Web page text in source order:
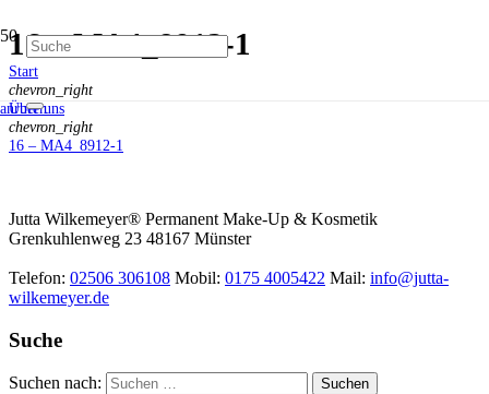
anrufen
16 – MA4_8912-1
Start
chevron_right
Über uns
chevron_right
16 – MA4_8912-1
Jutta Wilkemeyer® Permanent Make-Up & Kosmetik
Grenkuhlenweg 23 48167 Münster
Telefon: 02506 306108 Mobil: 0175 4005422 Mail: info@jutta-
wilkemeyer.de
Suche
Suchen nach: